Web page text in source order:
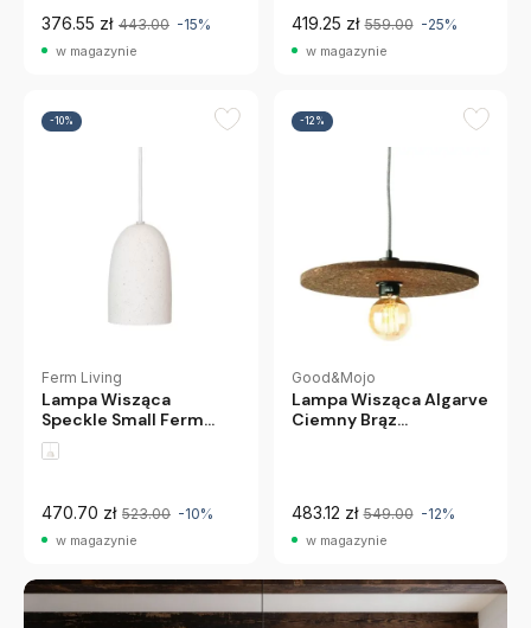
376.55 zł 443.00 -15%
w magazynie
419.25 zł 559.00 -25%
w magazynie
-10%
Ferm Living
Lampa Wisząca
Speckle Small Ferm
Living
470.70 zł 523.00 -10%
w magazynie
-12%
Good&Mojo
Lampa Wisząca Algarve
Ciemny Brąz
483.12 zł 549.00 -12%
w magazynie